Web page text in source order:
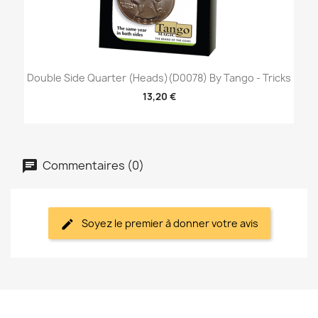
Double Side Quarter (Heads)(D0078) By Tango - Tricks
13,20 €
Commentaires (0)
Soyez le premier à donner votre avis